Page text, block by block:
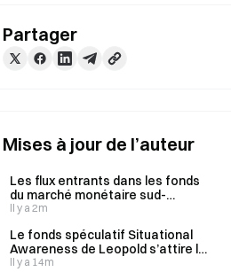
Partager
Mises à jour de l’auteur
Les flux entrants dans les fonds
du marché monétaire sud-
coréens atteignent 27,7 billions de
moyenne mensuelle
Il y a 2m
Le fonds spéculatif Situational
Awareness de Leopold s’attire le
soutien de la Silicon Valley après
Il y a 14m